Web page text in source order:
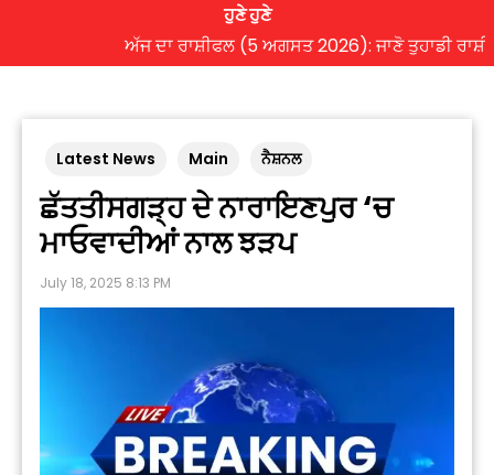
ਹੁਣੇ ਹੁਣੇ
ਅੱਜ ਦਾ ਰਾਸ਼ੀਫਲ (5 ਅਗਸਤ 2026): ਜਾਣੋ ਤੁਹਾਡੀ ਰਾਸ਼ੀ ‘ਤੇ
Latest News Main ਨੈਸ਼ਨਲ
ਛੱਤਤੀਸਗੜ੍ਹ ਦੇ ਨਾਰਾਇਣਪੁਰ ‘ਚ
ਮਾਓਵਾਦੀਆਂ ਨਾਲ ਝੜਪ
July 18, 2025 8:13 PM